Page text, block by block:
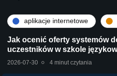
aplikacje internetowe
Jak ocenić oferty systemów
uczestników w szkole
2026-07-30 4 minut czytania